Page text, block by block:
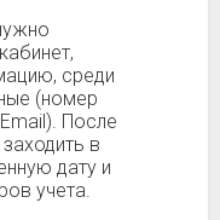
среди
(номер
После
в
дату и
учета.